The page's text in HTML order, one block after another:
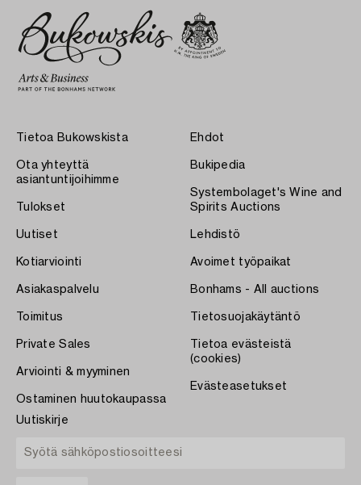
Tietoa Bukowskista
Ota yhteyttä
asiantuntijoihimme
Tulokset
Uutiset
Kotiarviointi
Asiakaspalvelu
Toimitus
Private Sales
Arviointi & myyminen
Ostaminen huutokaupassa
Ehdot
Bukipedia
Systembolaget's Wine and
Spirits Auctions
Lehdistö
Avoimet työpaikat
Bonhams - All auctions
Tietosuojakäytäntö
Tietoa evästeistä
(cookies)
Evästeasetukset
Uutiskirje